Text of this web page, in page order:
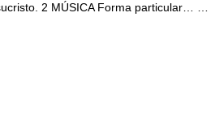
2 MÚSICA Forma particular… …